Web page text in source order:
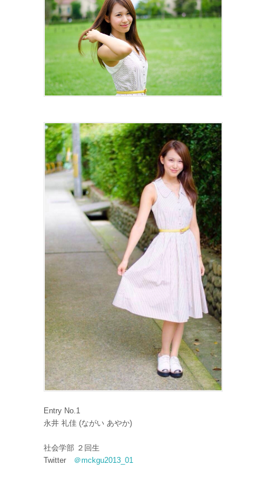
Entry No.1
永井 礼佳 (ながい あやか)
社会学部 ２回生
Twitter ＠mckgu2013_01